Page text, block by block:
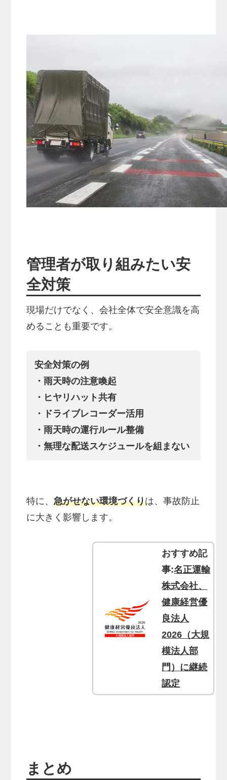
管理者が取り組みたい安
全対策
現場だけでなく、会社全体で安全意識を高
めることも重要です。
安全対策の例
・雨天時の注意喚起
・ヒヤリハット共有
・ドライブレコーダー活用
・雨天時の運行ルール整備
・無理な配送スケジュールを組まない
特に、急がせない環境づくりは、事故防止
に大きく影響します。
おすすめ記
事:名正運輸
株式会社、
健康経営優
良法人
2026（大規
模法人部
門）に継続
認定
まとめ